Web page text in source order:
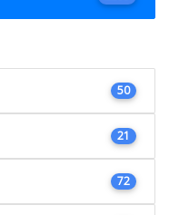
50
21
72